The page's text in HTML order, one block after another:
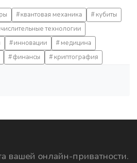
квантовая механика
кубиты
технологии
инновации
медицина
финансы криптография
вашей онлайн-приватности.